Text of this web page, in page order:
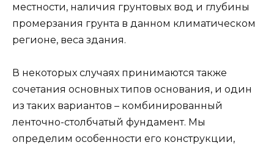
местности, наличия грунтовых вод и глубины
промерзания грунта в данном климатическом
регионе, веса здания.
В некоторых случаях принимаются также
сочетания основных типов основания, и один
из таких вариантов – комбинированный
ленточно-столбчатый фундамент. Мы
определим особенности его конструкции,